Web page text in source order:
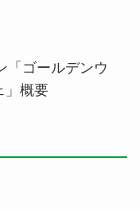
「ゴールデンウ
」概要